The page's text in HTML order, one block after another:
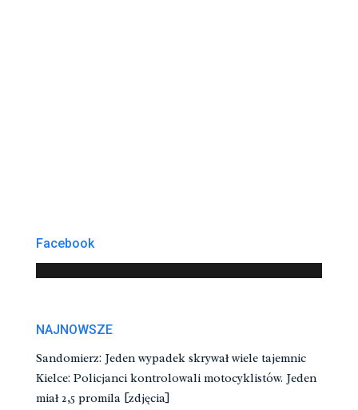
Facebook
NAJNOWSZE
Sandomierz: Jeden wypadek skrywał wiele tajemnic
Kielce: Policjanci kontrolowali motocyklistów. Jeden
miał 2,5 promila [zdjęcia]